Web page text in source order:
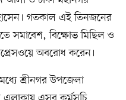
গতকাল এই তিনজনের
সমাবেশ, বিক্ষোভ মিছিল ও
অবরোধ করেন।
শ্রীনগর উপজেলা